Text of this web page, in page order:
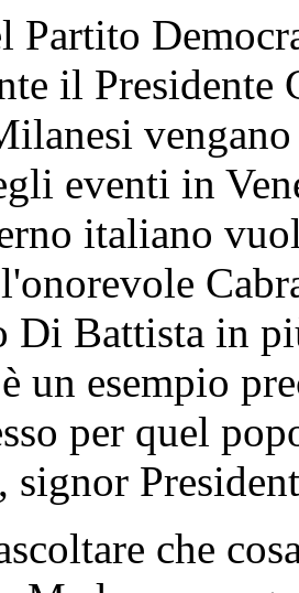
Partito
il
eventi in
italiano
Di Battista in
un esempio
per quel
signor
che